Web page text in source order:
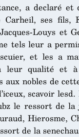
a declaré et
Carheil, ses fils,
Louys et
tels leur a
et les a
leur qualité et
nobles de
scavoir
le ressort de
Hierosme,
de la